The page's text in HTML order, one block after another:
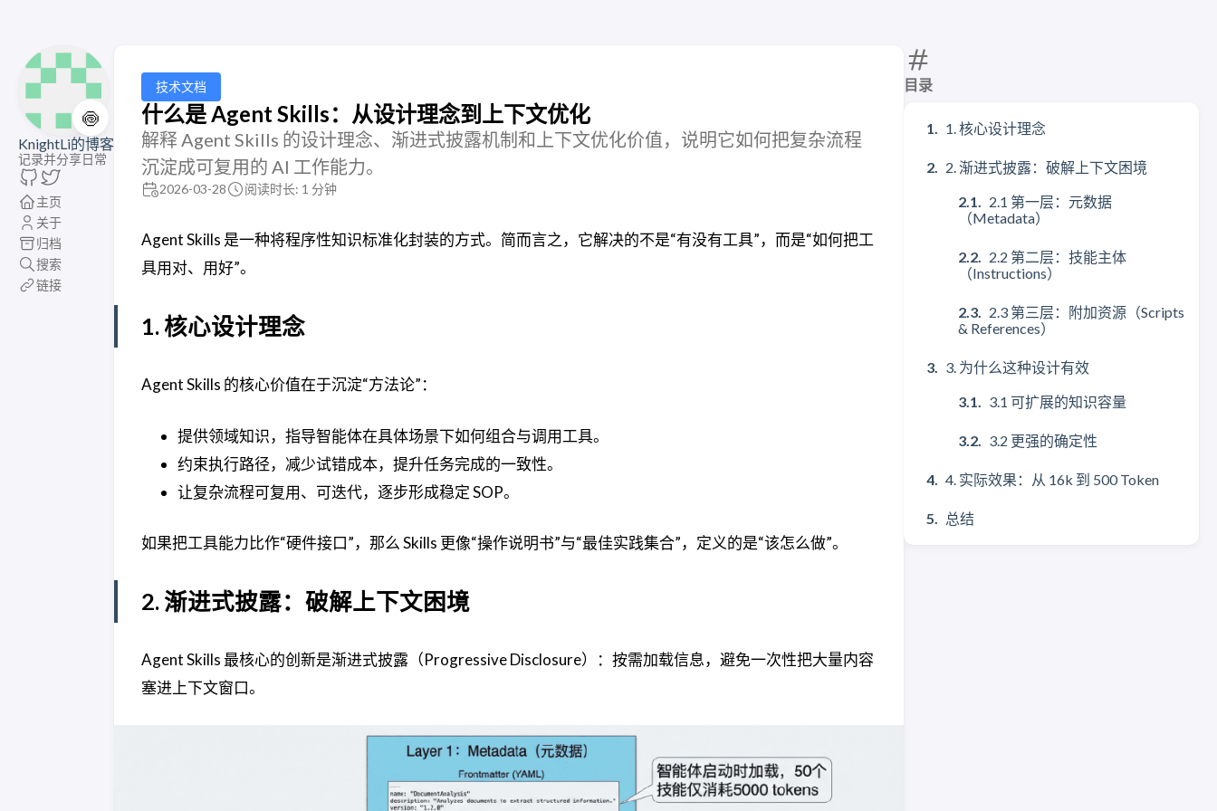
🍥
KnightLi的博客
记录并分享日常
主页
关于
归档
搜索
链接
目录
1. 核心设计理念
2. 渐进式披露：破解上下文困境
2.1 第一层：元数据
（Metadata）
2.2 第二层：技能主体
（Instructions）
2.3 第三层：附加资源（Scripts
& References）
3. 为什么这种设计有效
3.1 可扩展的知识容量
3.2 更强的确定性
4. 实际效果：从 16k 到 500 Token
总结
技术文档
什么是 Agent Skills：从设计理念到上下文优化
解释 Agent Skills 的设计理念、渐进式披露机制和上下文优化价值，说明它如何把复杂流程
沉淀成可复用的 AI 工作能力。
2026-03-28 阅读时长: 1 分钟
Agent Skills 是一种将程序性知识标准化封装的方式。简而言之，它解决的不是“有没有工具”，而是“如何把工
具用对、用好”。
1. 核心设计理念
Agent Skills 的核心价值在于沉淀“方法论”：
提供领域知识，指导智能体在具体场景下如何组合与调用工具。
约束执行路径，减少试错成本，提升任务完成的一致性。
让复杂流程可复用、可迭代，逐步形成稳定 SOP。
如果把工具能力比作“硬件接口”，那么 Skills 更像“操作说明书”与“最佳实践集合”，定义的是“该怎么做”。
2. 渐进式披露：破解上下文困境
Agent Skills 最核心的创新是渐进式披露（Progressive Disclosure）：按需加载信息，避免一次性把大量内容
塞进上下文窗口。